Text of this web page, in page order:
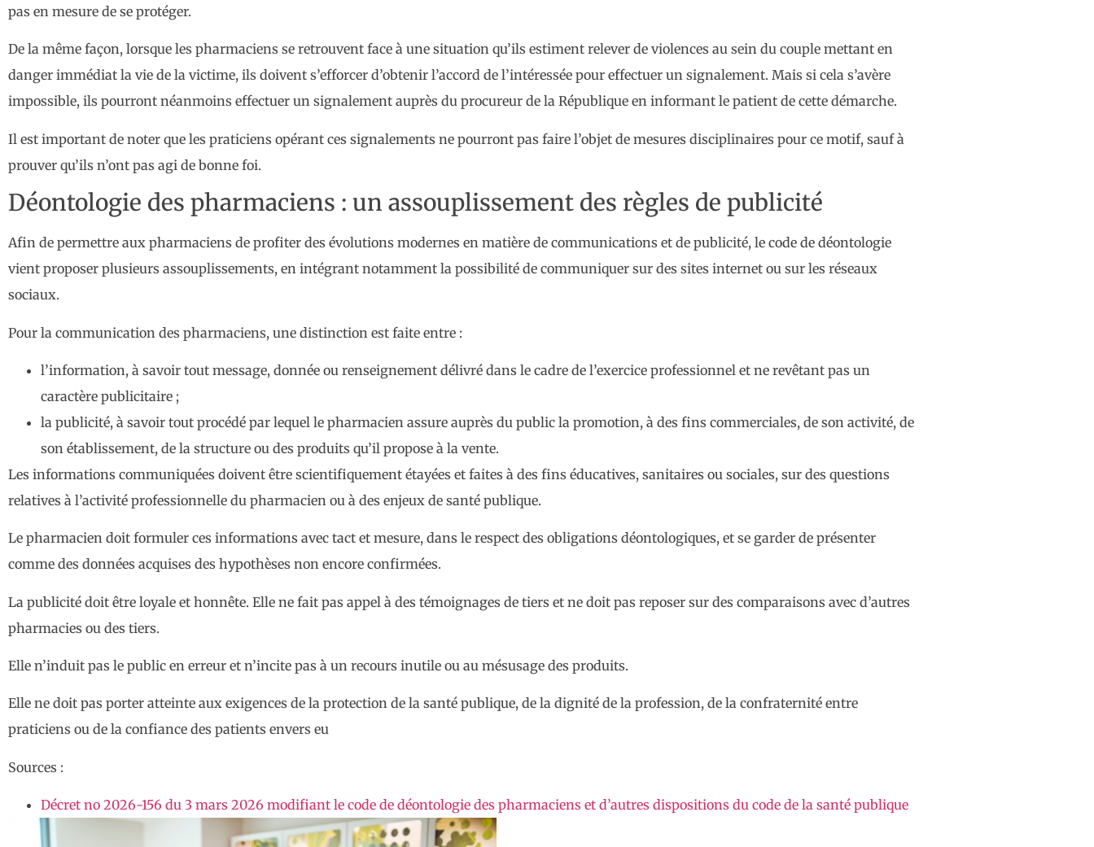
pas en mesure de se protéger.
De la même façon, lorsque les pharmaciens se retrouvent face à une situation qu’ils estiment relever de violences au sein du couple mettant en
danger immédiat la vie de la victime, ils doivent s’efforcer d’obtenir l’accord de l’intéressée pour effectuer un signalement. Mais si cela s’avère
impossible, ils pourront néanmoins effectuer un signalement auprès du procureur de la République en informant le patient de cette démarche.
Il est important de noter que les praticiens opérant ces signalements ne pourront pas faire l’objet de mesures disciplinaires pour ce motif, sauf à
prouver qu’ils n’ont pas agi de bonne foi.
Déontologie des pharmaciens : un assouplissement des règles de publicité
Afin de permettre aux pharmaciens de profiter des évolutions modernes en matière de communications et de publicité, le code de déontologie
vient proposer plusieurs assouplissements, en intégrant notamment la possibilité de communiquer sur des sites internet ou sur les réseaux
sociaux.
Pour la communication des pharmaciens, une distinction est faite entre :
l’information, à savoir tout message, donnée ou renseignement délivré dans le cadre de l’exercice professionnel et ne revêtant pas un
caractère publicitaire ;
la publicité, à savoir tout procédé par lequel le pharmacien assure auprès du public la promotion, à des fins commerciales, de son activité, de
son établissement, de la structure ou des produits qu’il propose à la vente.
Les informations communiquées doivent être scientifiquement étayées et faites à des fins éducatives, sanitaires ou sociales, sur des questions
relatives à l’activité professionnelle du pharmacien ou à des enjeux de santé publique.
Le pharmacien doit formuler ces informations avec tact et mesure, dans le respect des obligations déontologiques, et se garder de présenter
comme des données acquises des hypothèses non encore confirmées.
La publicité doit être loyale et honnête. Elle ne fait pas appel à des témoignages de tiers et ne doit pas reposer sur des comparaisons avec d’autres
pharmacies ou des tiers.
Elle n’induit pas le public en erreur et n’incite pas à un recours inutile ou au mésusage des produits.
Elle ne doit pas porter atteinte aux exigences de la protection de la santé publique, de la dignité de la profession, de la confraternité entre
praticiens ou de la confiance des patients envers eu
Sources :
Décret no 2026-156 du 3 mars 2026 modifiant le code de déontologie des pharmaciens et d’autres dispositions du code de la santé publique